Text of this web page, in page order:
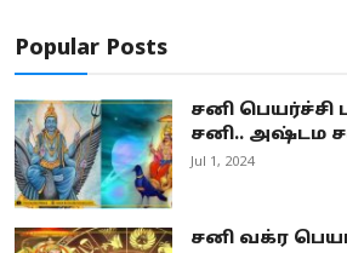
Popular Posts
சனி பெயர்ச்சி
சனி.. அஷ்டம
Jul 1, 2024
சனி வக்ர